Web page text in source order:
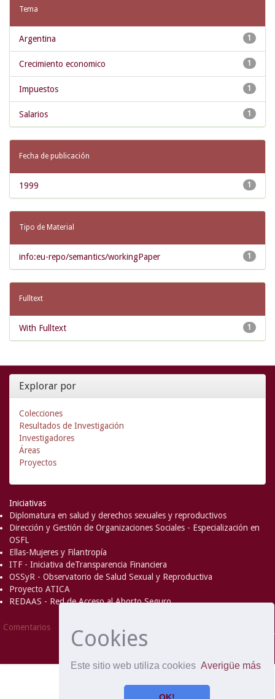
Cookies
Este sitio web utiliza cookies Averigüe más
Tema
1
Argentina
1
Crecimiento economico
1
Impuestos
1
Salarios
Fecha de publicación
1
1999
Tipo de Material
1
info:eu-repo/semantics/workingPaper
Fulltext
1
With Fulltext
Explorar por
Colecciones
Resultados de Investigación
Investigadores
Áreas
Proyectos
Iniciativas
Diplomatura en salud y derechos sexuales y reproductivos
Dirección y Gestión de Organizaciones Sociales - Especialización en
OSFL
Ellas-Mujeres y Filantropía
ITF - Iniciativa deTransparencia Financiera
OSSyR - Observatorio de Salud Sexual y Reproductiva
Proyecto ATICA
REDAAS - Red de Acceso al Aborto Seguro
Comentarios
2008 MITandHewlett-Packard
- Extensión mantenida y